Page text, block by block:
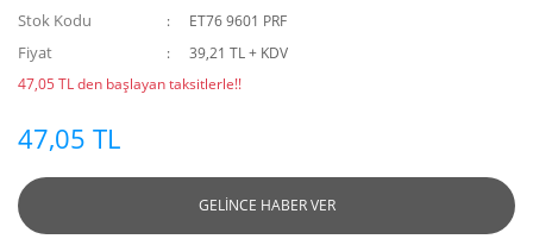
Stok Kodu ET76 9601 PRF
Fiyat
39,21 TL + KDV
47,05 TL den başlayan taksitlerle!!
47,05 TL
GELİNCE HABER VER